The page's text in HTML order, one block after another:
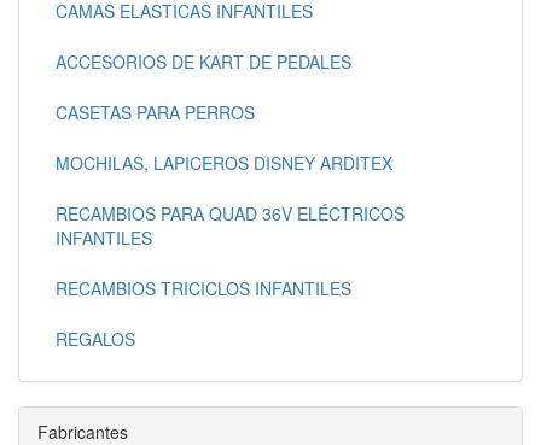
CAMAS ELASTICAS INFANTILES
ACCESORIOS DE KART DE PEDALES
CASETAS PARA PERROS
MOCHILAS, LAPICEROS DISNEY ARDITEX
RECAMBIOS PARA QUAD 36V ELÉCTRICOS
INFANTILES
RECAMBIOS TRICICLOS INFANTILES
REGALOS
Fabricantes